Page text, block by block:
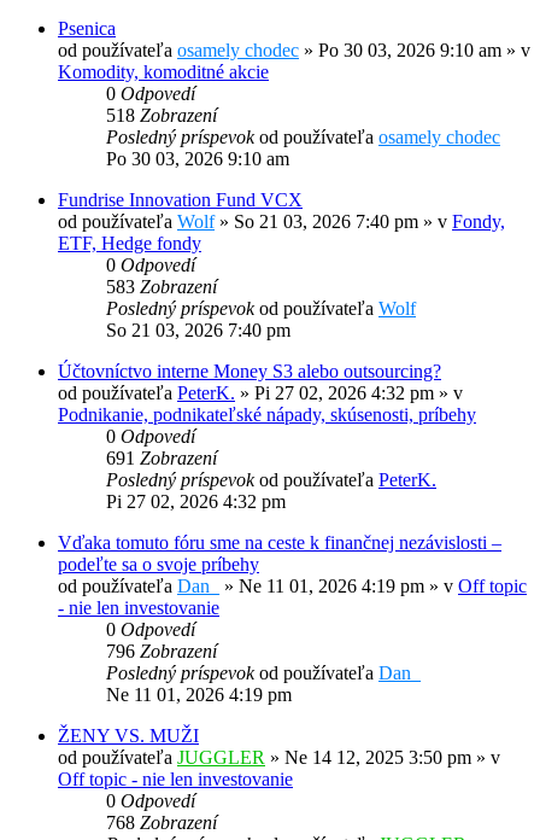
Psenica
od používateľa osamely chodec » Po 30 03, 2026 9:10 am » v
Komodity, komoditné akcie
0 Odpovedí
518 Zobrazení
Posledný príspevokod používateľa osamely chodec
Po 30 03, 2026 9:10 am
Fundrise Innovation Fund VCX
od používateľa Wolf» So 21 03, 2026 7:40 pm » v Fondy,
ETF, Hedge fondy
0 Odpovedí
583 Zobrazení
Posledný príspevokod používateľa Wolf
So 21 03, 2026 7:40 pm
Účtovníctvo interne Money S3 alebo outsourcing?
od používateľa PeterK. » Pi 27 02, 2026 4:32 pm » v
Podnikanie, podnikateľské nápady, skúsenosti, príbehy
0 Odpovedí
691 Zobrazení
Posledný príspevokod používateľa PeterK.
Pi 27 02, 2026 4:32 pm
Vďaka tomuto fóru sme na ceste k finančnej nezávislosti –
podeľte sa o svoje príbehy
od používateľa Dan_ » Ne 11 01, 2026 4:19 pm » v Off topic
- nie len investovanie
0 Odpovedí
796 Zobrazení
Posledný príspevokod používateľa Dan_
Ne 11 01, 2026 4:19 pm
ŽENY VS. MUŽI
od používateľa JUGGLER » Ne 14 12, 2025 3:50 pm » v
Off topic - nie len investovanie
0 Odpovedí
768 Zobrazení